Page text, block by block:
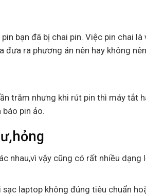
bạn đã bị chai pin. Việc pin chai
ra phương án nên hay không
trăm nhưng khi rút pin thì máy tắt
pin ảo.
nhau,vì vậy cũng có rất nhiều dạng
laptop không đúng tiêu chuẩn